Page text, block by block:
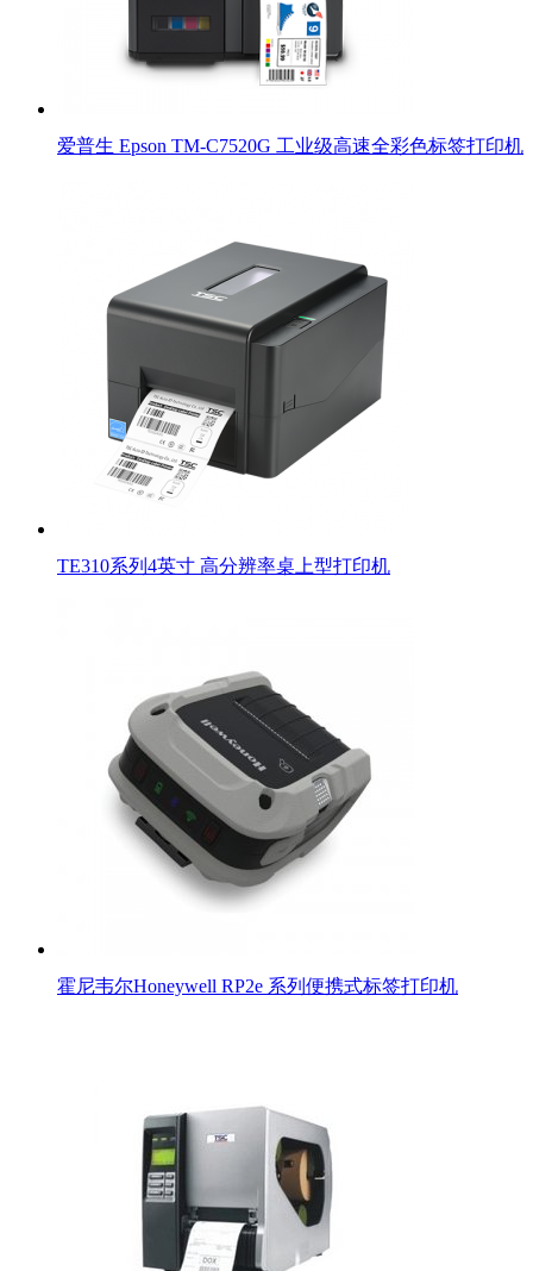
爱普生 Epson TM-C7520G 工业级高速全彩色标签打印机
TE310系列4英寸 高分辨率桌上型打印机
霍尼韦尔Honeywell RP2e 系列便携式标签打印机